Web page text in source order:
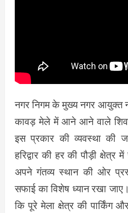
नगर निगम के मुख्य नगर आयुक्त
कावड़ मेले में आने आने वाले
इस प्रकार की व्यवस्था की
हरिद्वार की हर की पौड़ी
अपने गंतव्य स्थान की ओर
सफाई का विशेष ध्यान रखा
कि पूरे मेला क्षेत्र की पार्किंग